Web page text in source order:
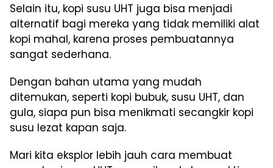
Selain itu, kopi susu UHT juga bisa menjadi
alternatif bagi mereka yang tidak memiliki alat
kopi mahal, karena proses pembuatannya
sangat sederhana.
Dengan bahan utama yang mudah
ditemukan, seperti kopi bubuk, susu UHT, dan
gula, siapa pun bisa menikmati secangkir kopi
susu lezat kapan saja.
Mari kita eksplor lebih jauh cara membuat